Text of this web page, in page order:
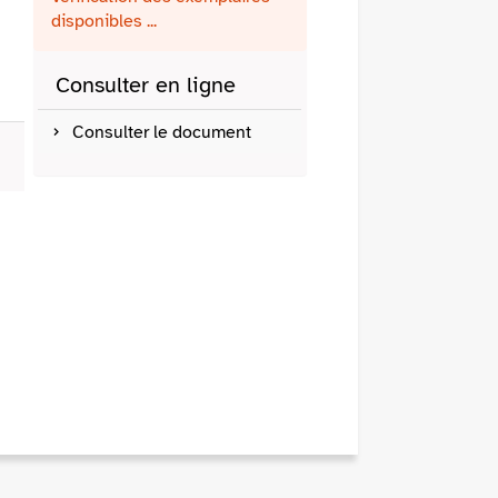
disponibles ...
Consulter en ligne
Consulter le document